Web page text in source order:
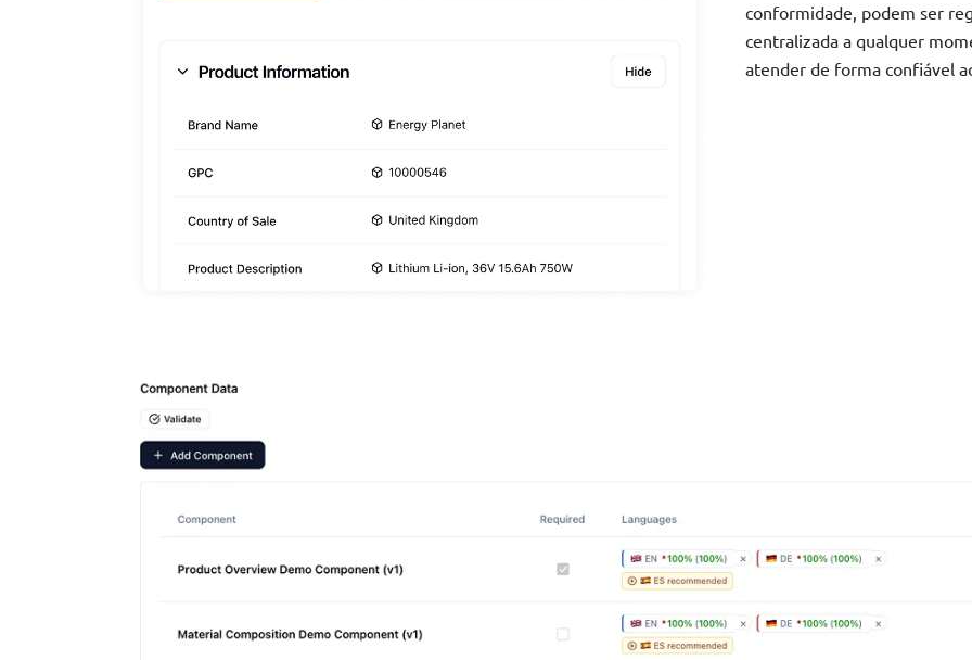
conformidade, podem ser
centralizada a qualquer
atender de forma confiável